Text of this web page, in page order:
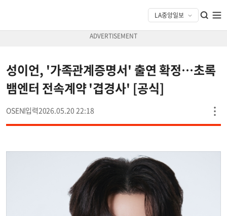
성이언, '가족관계증명서' 출연 확정…초록
뱀엔터 전속계약 '겹경사' [공식]
OSEN 2026.05.20 22:18